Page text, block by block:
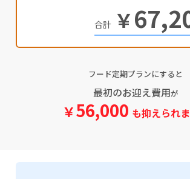
￥
フード定期プランにすると
最初のお迎え費用が
￥56,000 も抑えられ